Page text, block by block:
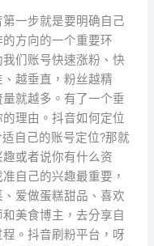
一步就是要明确自己
方向的一个重要环
们账号快速涨粉、快
越垂直，粉丝越精
就越多。有了一个垂
理由。抖音如何定位
自己的账号定位?那就
或者说你有什么资
自己的兴趣最重要，
爱做蛋糕甜品、喜欢
美食博主，去分享自
。抖音刷粉平台，呀